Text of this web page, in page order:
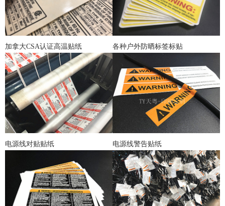
加拿大CSA认证高温贴纸 各种户外防晒标签标贴
电源线对贴贴纸 电源线警告贴纸